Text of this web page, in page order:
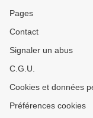
Pages
Contact
Signaler un abus
C.G.U.
Cookies et données
Préférences cookies